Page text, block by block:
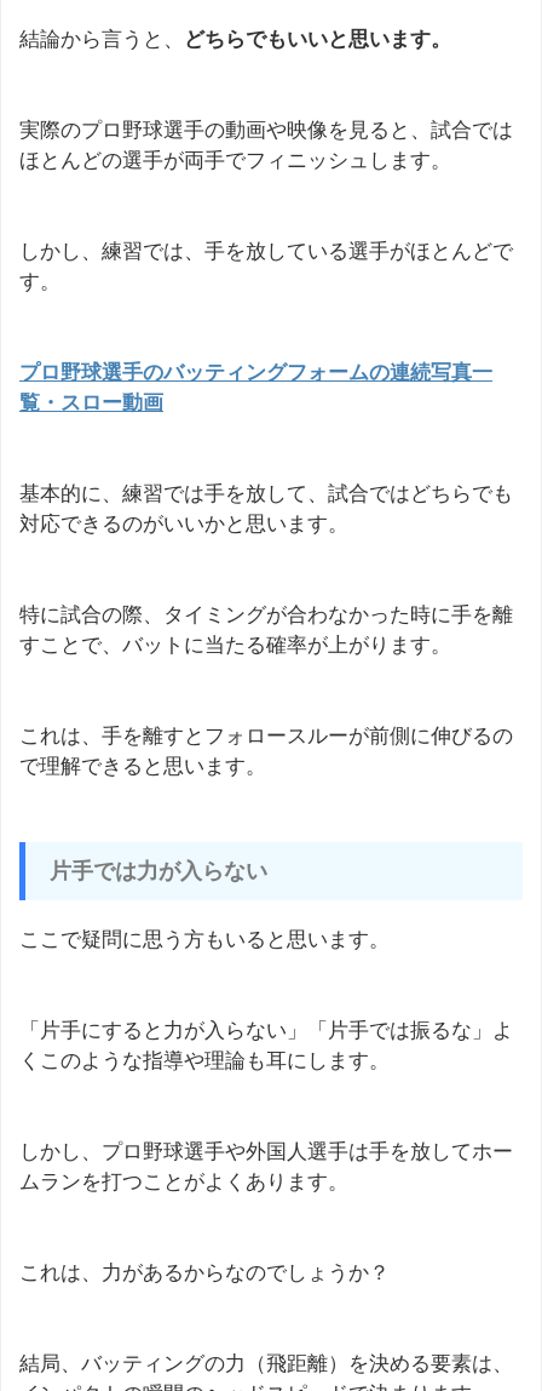
結論から言うと、 どちらでもいいと思います。
実際のプロ野球選手の動画や映像を見ると、試合では
ほとんどの選手が両手でフィニッシュします。
しかし、練習では、手を放している選手がほとんどで
す。
プロ野球選手のバッティングフォームの連続写真一
覧・スロー動画
基本的に、練習では手を放して、試合ではどちらでも
対応できるのがいいかと思います。
特に試合の際、タイミングが合わなかった時に手を離
すことで、バットに当たる確率が上がります。
これは、手を離すとフォロースルーが前側に伸びるの
で理解できると思います。
片手では力が入らない
ここで疑問に思う方もいると思います。
「片手にすると力が入らない」「片手では振るな」よ
くこのような指導や理論も耳にします。
しかし、プロ野球選手や外国人選手は手を放してホー
ムランを打つことがよくあります。
これは、力があるからなのでしょうか？
結局、バッティングの力（飛距離）を決める要素は、